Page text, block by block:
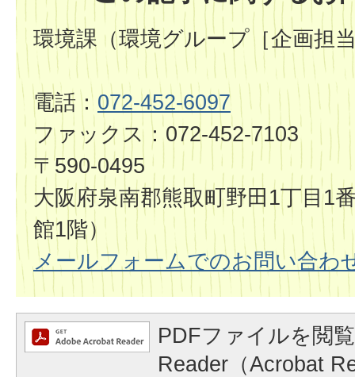
環境課（環境グループ［企画担
電話： 072-452-6097
ファックス：072-452-7103
〒590-0495
大阪府泉南郡熊取町野田1丁目1
館1階）
メールフォームでのお問い合わ
PDFファイルを閲
Reader（Acrobat